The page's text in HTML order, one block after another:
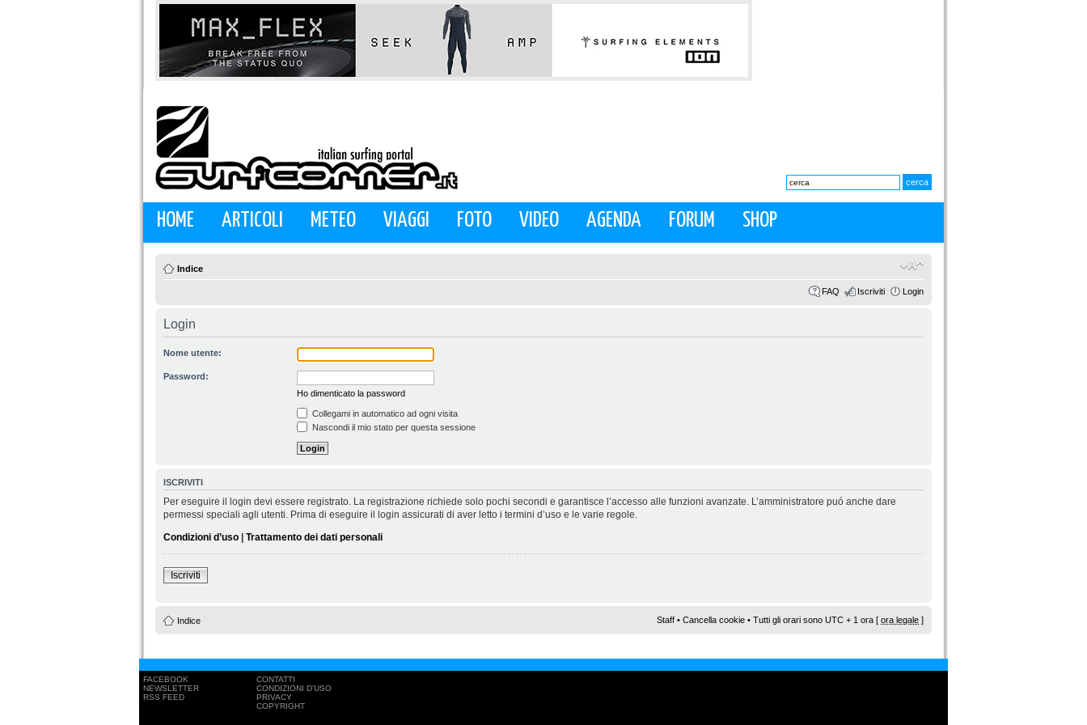
HOME ARTICOLI METEO VIAGGI FOTO VIDEO AGENDA FORUM SHOP
Indice
FAQ Iscriviti Login
Login
Nome utente:
Password:
Ho dimenticato la password
Collegami in automatico ad ogni visita
Nascondi il mio stato per questa sessione
ISCRIVITI
Per eseguire il login devi essere registrato. La registrazione richiede solo pochi secondi e garantisce l’accesso alle funzioni avanzate. L’amministratore puó anche dare
permessi speciali agli utenti. Prima di eseguire il login assicurati di aver letto i termini d’uso e le varie regole.
Condizioni d’uso | Trattamento dei dati personali
Iscriviti
Indice Staff • Cancella cookie • Tutti gli orari sono UTC + 1 ora [ ora legale ]
FACEBOOK
NEWSLETTER
RSS FEED
CONTATTI
CONDIZIONI D'USO
PRIVACY
COPYRIGHT